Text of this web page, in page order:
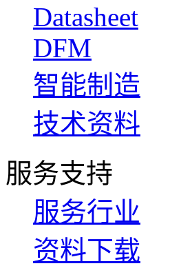
Datasheet
DFM
智能制造
技术资料
服务支持
服务行业
资料下载